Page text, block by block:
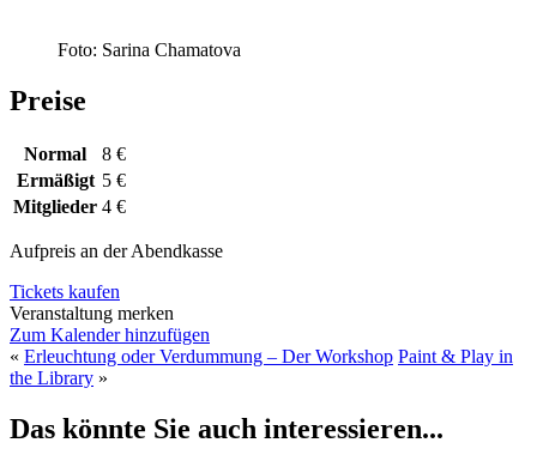
Foto: Sarina Chamatova
Preise
Normal
8 €
Ermäßigt 5 €
Mitglieder 4 €
Aufpreis an der Abendkasse
Tickets kaufen
Veranstaltung merken
Zum Kalender hinzufügen
« Erleuchtung oder Verdummung – Der Workshop Paint & Play in
the Library »
Das könnte Sie auch interessieren...